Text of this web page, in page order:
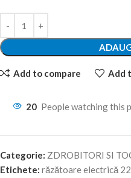
Add to compare Add
20 People watching this
Categorie: ZDROBITORI SI
Etichete: răzătoare electrică